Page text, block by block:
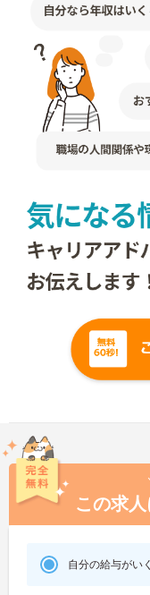
この求
自分の給与がい